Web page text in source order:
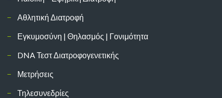
Αθλητική Διατροφή
Εγκυμοσύνη | Θηλασμός | Γονιμότητα
DNA Τεστ Διατροφογενετικής
Μετρήσεις
Τηλεσυνεδρίες